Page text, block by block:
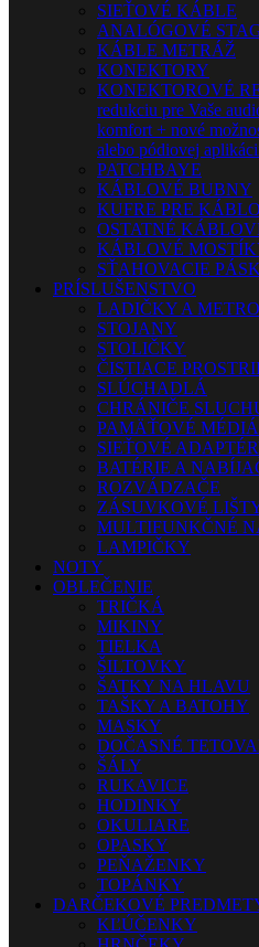
SIEŤOVÉ KÁBLE
ANALÓGOVÉ
KÁBLE METRÁŽ
KONEKTORY
KONEKTOROVÉ
redukciu pre Vaše
komfort + nové
alebo pódiovej
PATCHBAYE
KÁBLOVÉ BUBNY
KUFRE PRE
OSTATNÉ
KÁBLOVÉ
SŤAHOVACIE
PRÍSLUŠENSTVO
LADIČKY A
STOJANY
STOLIČKY
ČISTIACE
SLÚCHADLÁ
CHRÁNIČE
PAMÄŤOVÉ MÉDIÁ
SIEŤOVÉ
BATÉRIE A
ROZVÁDZAČE
ZÁSUVKOVÉ
MULTIFUNKČNÉ
LAMPIČKY
NOTY
OBLEČENIE
TRIČKÁ
MIKINY
TIELKA
ŠILTOVKY
ŠATKY NA HLAVU
TAŠKY A BATOHY
MASKY
DOČASNÉ
ŠÁLY
RUKAVICE
HODINKY
OKULIARE
OPASKY
PEŇAŽENKY
TOPÁNKY
DARČEKOVÉ
KĽÚČENKY